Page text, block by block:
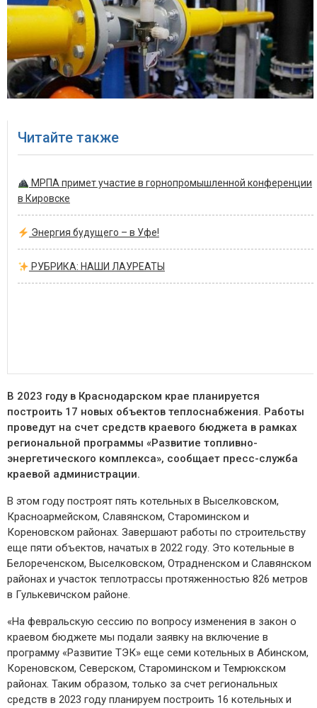
Читайте также
МРПА примет участие в горнопромышленной конференции
в Кировске
Энергия будущего – в Уфе!
РУБРИКА: НАШИ ЛАУРЕАТЫ
В 2023 году в Краснодарском крае планируется
построить 17 новых объектов теплоснабжения. Работы
проведут на счет средств краевого бюджета в рамках
региональной программы «Развитие топливно-
энергетического комплекса», сообщает пресс-служба
краевой администрации.
В этом году построят пять котельных в Выселковском,
Красноармейском, Славянском, Староминском и
Кореновском районах. Завершают работы по строительству
еще пяти объектов, начатых в 2022 году. Это котельные в
Белореченском, Выселковском, Отрадненском и Славянском
районах и участок теплотрассы протяженностью 826 метров
в Гулькевичском районе.
«На февральскую сессию по вопросу изменения в закон о
краевом бюджете мы подали заявку на включение в
программу «Развитие ТЭК» еще семи котельных в Абинском,
Кореновском, Северском, Староминском и Темрюкском
районах. Таким образом, только за счет региональных
средств в 2023 году планируем построить 16 котельных и